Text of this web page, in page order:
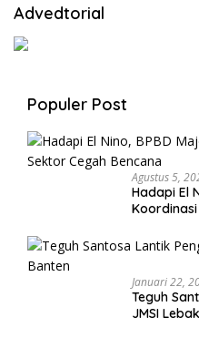
Advedtorial
Populer Post
Agustus 5,
Hadapi El
Januari 22,
Teguh
JMSI